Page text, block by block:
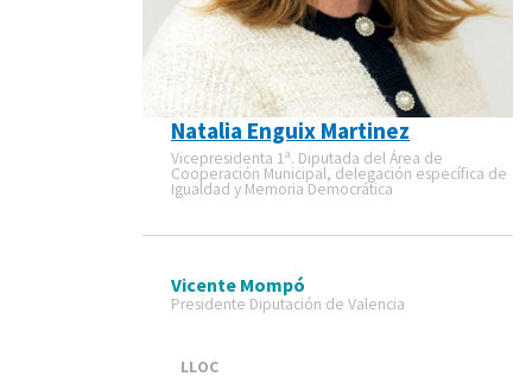
Natalia Enguix Martinez
Vicepresidenta 1ª. Diputada del Área de
Cooperación Municipal, delegación específica de
Igualdad y Memoria Democrática
Vicente Mompó
Presidente Diputación de Valencia
LLOC